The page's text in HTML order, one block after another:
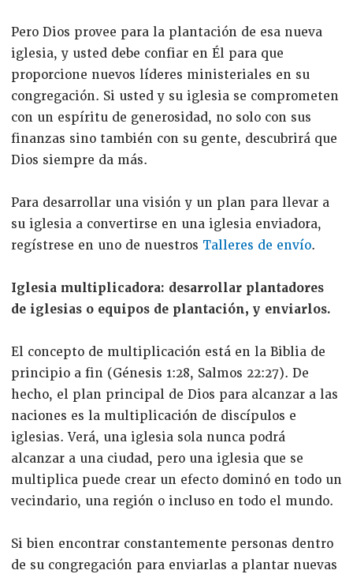
Pero Dios provee para la plantación de esa nueva
iglesia, y usted debe confiar en Él para que
proporcione nuevos líderes ministeriales en su
congregación. Si usted y su iglesia se comprometen
con un espíritu de generosidad, no solo con sus
finanzas sino también con su gente, descubrirá que
Dios siempre da más.
Para desarrollar una visión y un plan para llevar a
su iglesia a convertirse en una iglesia enviadora,
regístrese en uno de nuestros Talleres de envío.
Iglesia multiplicadora: desarrollar plantadores
de iglesias o equipos de plantación, y enviarlos.
El concepto de multiplicación está en la Biblia de
principio a fin (Génesis 1:28, Salmos 22:27). De
hecho, el plan principal de Dios para alcanzar a las
naciones es la multiplicación de discípulos e
iglesias. Verá, una iglesia sola nunca podrá
alcanzar a una ciudad, pero una iglesia que se
multiplica puede crear un efecto dominó en todo un
vecindario, una región o incluso en todo el mundo.
Si bien encontrar constantemente personas dentro
de su congregación para enviarlas a plantar nuevas